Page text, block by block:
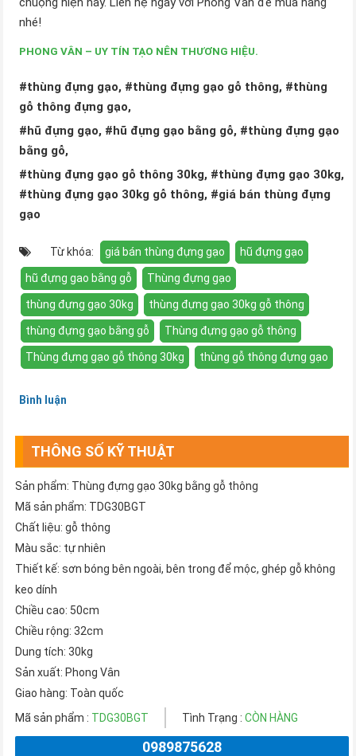
nhé!
PHONG VÂN – UY TÍN TẠO NÊN THƯƠNG HIỆU.
#thùng đựng gạo, #thùng đựng gạo gỗ thông, #thùng
gỗ thông đựng gạo,
#hũ đựng gạo, #hũ đựng gạo bằng gỗ, #thùng đựng gạo
bằng gỗ,
#thùng đựng gạo gỗ thông 30kg, #thùng đựng gạo 30kg,
#thùng đựng gạo 30kg gỗ thông, #giá bán thùng đựng
gạo
Từ khóa: giá bán thùng đựng gạo hũ đựng gạo
hũ đựng gao bằng gỗ Thùng đựng gạo
thùng đựng gạo 30kg thùng đựng gạo 30kg gỗ thông
thùng đựng gạo bằng gỗ Thùng đựng gạo gỗ thông
Thùng đựng gạo gỗ thông 30kg thùng gỗ thông đựng gạo
Bình luận
THÔNG SỐ KỸ THUẬT
Sản phẩm: Thùng đựng gạo 30kg bằng gỗ thông
Mã sản phẩm: TDG30BGT
Chất liệu: gỗ thông
Màu sắc: tự nhiên
Thiết kế: sơn bóng bên ngoài, bên trong để mộc, ghép gỗ không
keo dính
Chiều cao: 50cm
Chiều rộng: 32cm
Dung tích: 30kg
Sản xuất: Phong Vân
Giao hàng: Toàn quốc
Mã sản phẩm : TDG30BGT Tình Trạng : CÒN HÀNG
0989875628